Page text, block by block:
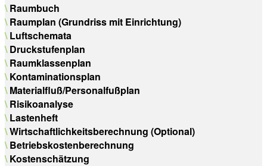
\Raumbuch
\Raumplan (Grundriss mit Einrichtung)
\Luftschemata
\Druckstufenplan
\Raumklassenplan
\Kontaminationsplan
\Materialfluß/Personalfußplan
\Risikoanalyse
\Lastenheft
\Wirtschaftlichkeitsberechnung (Optional)
\Betriebskostenberechnung
\Kostenschätzung